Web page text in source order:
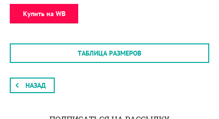
Купить на WB
ТАБЛИЦА РАЗМЕРОВ
НАЗАД